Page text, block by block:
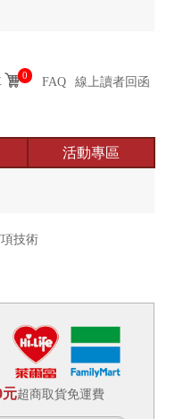
0 FAQ 線上讀者回函
活動專區
技術
元超商取貨免運費